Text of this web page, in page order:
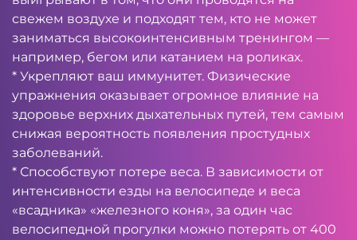
свежем воздухе и подходят тем, кто не может
заниматься высокоинтенсивным тренингом —
например, бегом или катанием на роликах.
* Укрепляют ваш иммунитет. Физические
упражнения оказывает огромное влияние на
здоровье верхних дыхательных путей, тем самым
снижая вероятность появления простудных
заболеваний.
* Способствуют потере веса. В зависимости от
интенсивности езды на велосипеде и веса
«всадника» «железного коня», за один час
велосипедной прогулки можно потерять от 400